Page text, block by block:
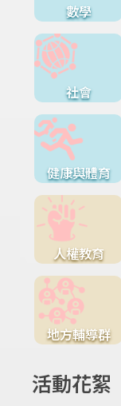
數學
社會
健康與體育
人權教育
地方輔導群
活動花絮